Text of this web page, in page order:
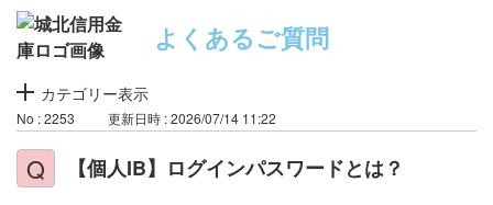
よくあるご質問
カテゴリー表示
No : 2253 更新日時 : 2026/07/14 11:22
【個人IB】ログインパスワードとは？